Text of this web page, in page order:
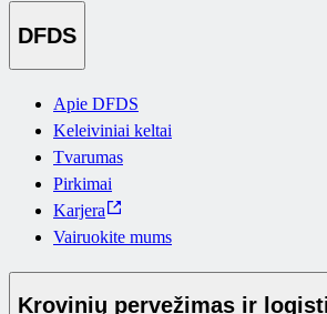
DFDS
Apie DFDS
Keleiviniai keltai
Tvarumas
Pirkimai
Karjera
Vairuokite mums
Krovinių pervežimas ir